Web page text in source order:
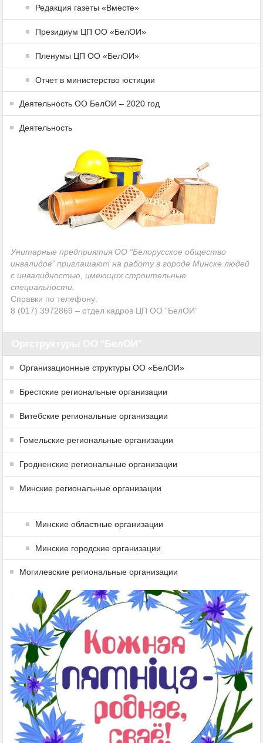
Редакция газеты «Вместе»
Президиум ЦП ОО «БелОИ»
Пленумы ЦП ОО «БелОИ»
Отчет в министерство юстиции
Деятельность ОО БелОИ – 2020 год
Деятельность
Унитарные предприятия ОО “Белорусское общество
инвалидов” приглашают на работу в городе Минске людей
с инвалидностью, имеющих строительные
специальности.
Справки по телефону:
8 (017) 3972869 – отдел кадров ЦП ОО “БелОИ”
Организационные структуры ОО «БелОИ»
Брестские региональные организации
Витебские региональные организации
Гомельские региональные организации
Гродненские региональные организации
Минские региональные организации
Минские областные организации
Минские городские организации
Могилевские региональные организации